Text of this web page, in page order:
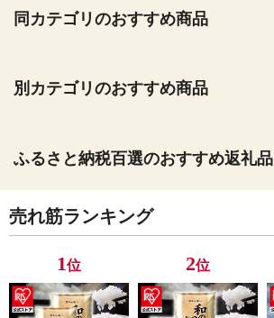
同カテゴリのおすすめ商品
別カテゴリのおすすめ商品
ふるさと納税百選のおすすめ返礼品
売れ筋ランキング
1位 2位